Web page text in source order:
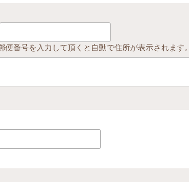
便番号を入力して頂くと自動で住所が表示されます。